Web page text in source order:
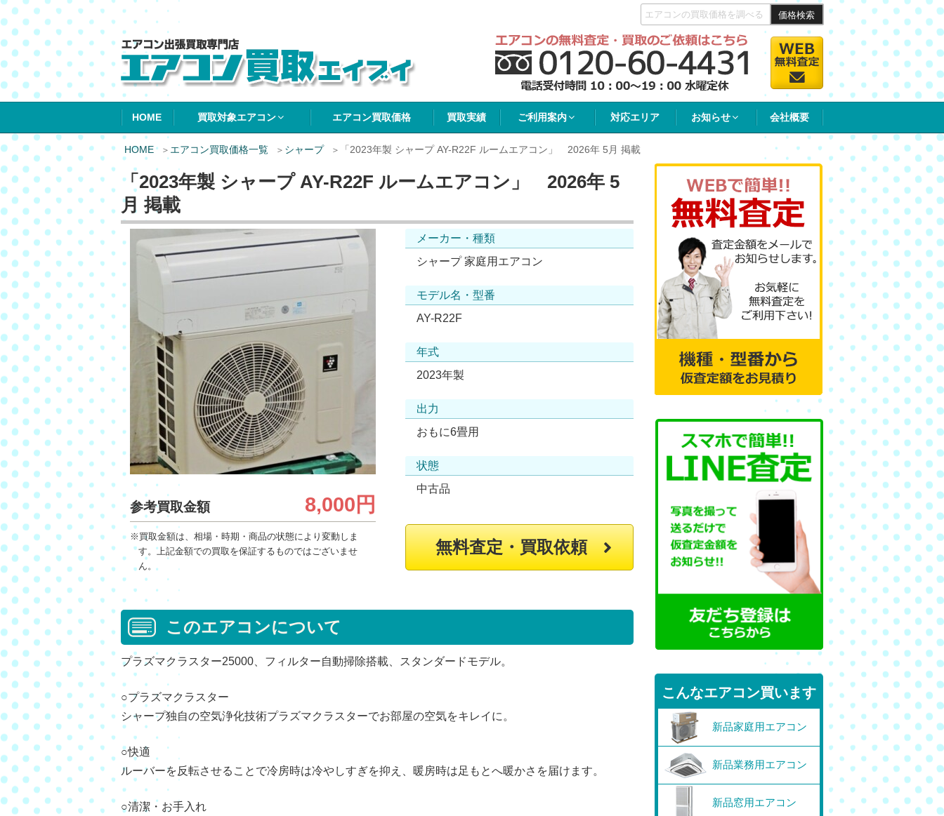
価格検索
エアコン買取エイブイ
HOME 買取対象エアコン エアコン買取価格 買取実績 ご利用案内 対応エリア お知らせ 会社概要
HOME エアコン買取価格一覧 シャープ 「2023年製 シャープ AY-R22F ルームエアコン」 2026年 5月 掲載
「2023年製 シャープ AY-R22F ルームエアコン」 2026年 5
月 掲載
参考買取金額 8,000円
※買取金額は、相場・時期・商品の状態により変動しま
す。上記金額での買取を保証するものではございませ
ん。
メーカー・種類
シャープ 家庭用エアコン
モデル名・型番
AY-R22F
年式
2023年製
出力
おもに6畳用
状態
中古品
無料査定・買取依頼
このエアコンについて
プラズマクラスター25000、フィルター自動掃除搭載、スタンダードモデル。
○プラズマクラスター
シャープ独自の空気浄化技術プラズマクラスターでお部屋の空気をキレイに。
○快適
ルーバーを反転させることで冷房時は冷やしすぎを抑え、暖房時は足もとへ暖かさを届けます。
○清潔・お手入れ
こんなエアコン買います
新品家庭用エアコン
新品業務用エアコン
新品窓用エアコン